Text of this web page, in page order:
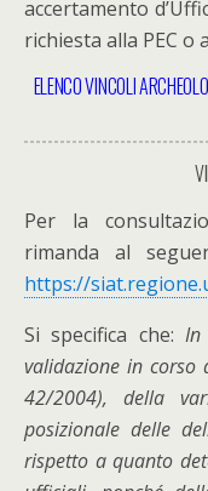
accertamento
richiesta alla PEC o
ELENCO VINCOLI
Per la
rimanda al
https://
Si specifica che:In
validazione in corso
42/2004), della
posizionale delle
rispetto a quanto